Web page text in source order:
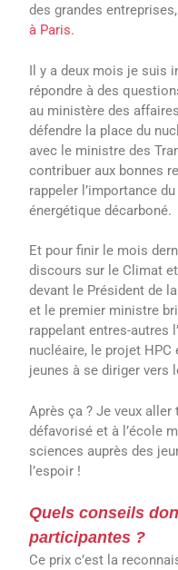
des grandes
à Paris.
Il y a deux mois je suis
répondre à des
au ministère des
défendre la place du
avec le ministre des
contribuer aux bonnes
rappeler l’importance
énergétique décarboné.
Et pour finir le mois
discours sur le Climat et
devant le Président de
et le premier ministre
rappelant entres-autres
nucléaire, le projet HPC
jeunes à se diriger vers
Après ça ? Je veux
défavorisé et à l’école
sciences auprès des
l’espoir !
Quels conseils
participantes ?
Ce prix c’est la